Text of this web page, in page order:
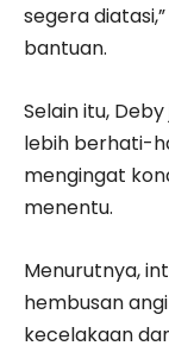
segera
bantuan.
Selain itu,
lebih berhati-
mengingat
menentu.
Menurutnya,
hembusan
kecelakaan